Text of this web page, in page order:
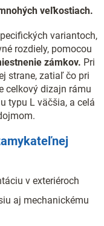
veľkostiach.
variantoch,
rozdiely, pomocou
zámkov. Pri
strane, zatiaľ čo pri
celkový dizajn rámu
typu L väčšia, a celá
v exteriéroch
aj mechanickému